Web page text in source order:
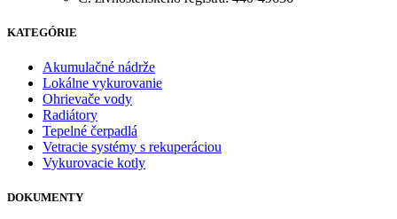
KATEGÓRIE
Akumulačné nádrže
Lokálne vykurovanie
Ohrievače vody
Radiátory
Tepelné čerpadlá
Vetracie systémy s rekuperáciou
Vykurovacie kotly
DOKUMENTY